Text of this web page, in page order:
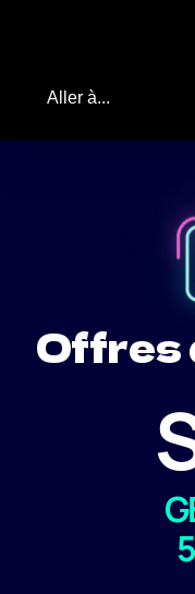
Aller à...
Offres